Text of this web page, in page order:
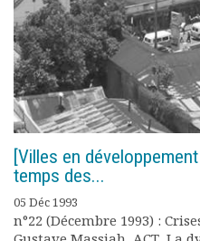
[Villes en
temps des...
05 Déc 1993
n°22 (Décembre 1993) :